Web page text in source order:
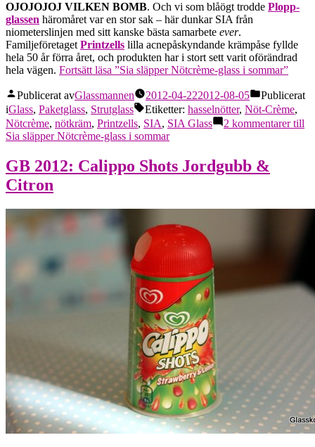
OJOJOJOJ VILKEN BOMB. Och vi som blåögt trodde Plopp-
glassen häromåret var en stor sak – här dunkar SIA från
niometerslinjen med sitt kanske bästa samarbete ever.
Familjeföretaget Printzells lilla acnepåskyndande krämpåse fyllde
hela 50 år förra året, och produkten har i stort sett varit oförändrad
hela vägen. Fortsätt läsa ”Sia släpper Nötcrème-glass i sommar”
Publicerat avGlassmannen 2012-04-222012-08-05
Publicerat
iGlass, Paketglass, Strutglass Etiketter: hasselnötter, Nöt-Crème,
Nötcrème, nötkräm, Printzells, SIA, SIA Glass 2 kommentarertill
Sia släpper Nötcrème-glass i sommar
GB 2012: Calippo Shots Jordgubb &
Citron